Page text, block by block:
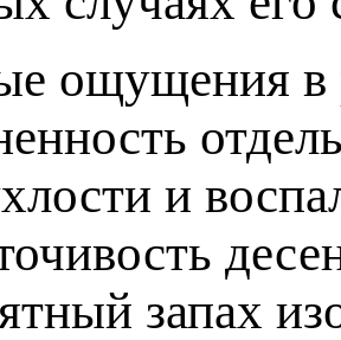
ощущения в
и
запах